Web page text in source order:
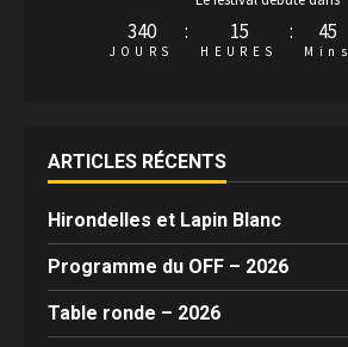
340
JOURS
: 15
HEURES
: 45
Mins
ARTICLES RÉCENTS
Hirondelles et Lapin Blanc
Programme du OFF – 2026
Table ronde – 2026